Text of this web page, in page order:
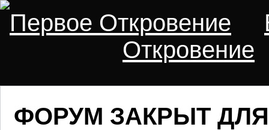
Первое Откровение
Откровение
ФОРУМ ЗАКРЫТ